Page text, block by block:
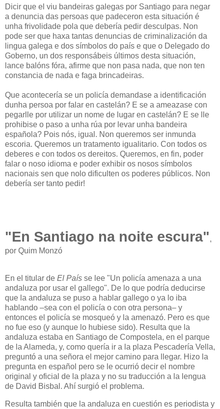
Dicir que el viu bandeiras galegas por Santiago para negar
a denuncia das persoas que padeceron esta situación é
unha frivolidade pola que debería pedir desculpas. Non
pode ser que haxa tantas denuncias de criminalización da
lingua galega e dos símbolos do país e que o Delegado do
Goberno, un dos responsábeis últimos desta situación,
lance balóns fóra, afirme que non pasa nada, que non ten
constancia de nada e faga brincadeiras.
Que acontecería se un policía demandase a identificación
dunha persoa por falar en castelán? E se a ameazase con
pegarlle por utilizar un nome de lugar en castelán? E se lle
prohibise o paso a unha rúa por levar unha bandeira
española? Pois nós, igual. Non queremos ser inmunda
escoria. Queremos un tratamento igualitario. Con todos os
deberes e con todos os dereitos. Queremos, en fin, poder
falar o noso idioma e poder exhibir os nosos símbolos
nacionais sen que nolo dificulten os poderes públicos. Non
debería ser tanto pedir!
"En Santiago na noite escura",
por Quim Monzó
En el titular de El País se lee "Un policía amenaza a una
andaluza por usar el gallego". De lo que podría deducirse
que la andaluza se puso a hablar gallego o ya lo iba
hablando –sea con el policía o con otra persona– y
entonces el policía se mosqueó y la amenazó. Pero es que
no fue eso (y aunque lo hubiese sido). Resulta que la
andaluza estaba en Santiago de Compostela, en el parque
de la Alameda, y, como quería ir a la plaza Pescadería Vella,
preguntó a una señora el mejor camino para llegar. Hizo la
pregunta en español pero se le ocurrió decir el nombre
original y oficial de la plaza y no su traducción a la lengua
de David Bisbal. Ahí surgió el problema.
Resulta también que la andaluza en cuestión es periodista y